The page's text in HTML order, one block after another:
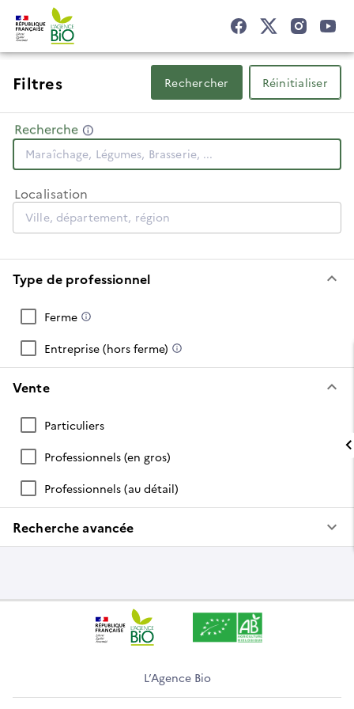
Filtres Rechercher Réinitialiser
Recherche
Localisation
Type de professionnel keyboard_arrow_down
Ferme
Entreprise (hors ferme)
Vente keyboard_arrow_down
Particuliers
Professionnels (en gros)
Professionnels (au détail)
Recherche avancée keyboard_arrow_down
L’Agence Bio